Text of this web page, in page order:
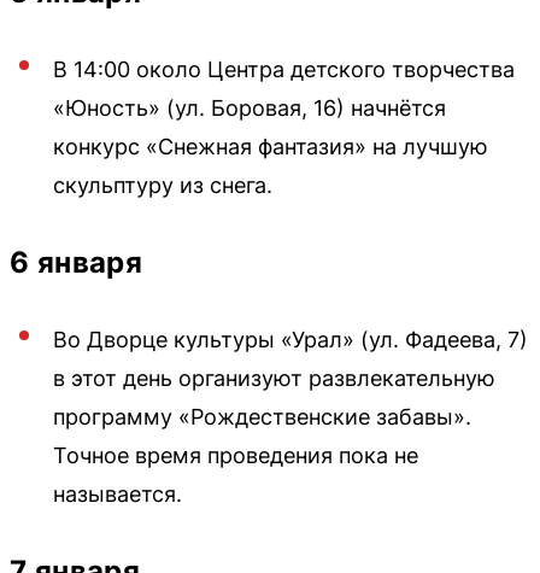
В 14:00 около Центра детского творчества
«Юность» (ул. Боровая, 16) начнётся
конкурс «Снежная фантазия» на лучшую
скульптуру из снега.
6 января
Во Дворце культуры «Урал» (ул. Фадеева, 7)
в этот день организуют развлекательную
программу «Рождественские забавы».
Точное время проведения пока не
называется.